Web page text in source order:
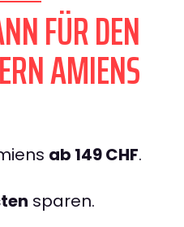
FÜR DEN
AMIENS
ab 149 CHF.
sparen.